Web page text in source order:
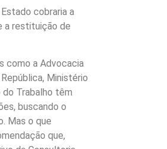
cobraria a
a restituição de
como a Advocacia
Ministério
do Trabalho têm
buscando o
Mas o que
que,